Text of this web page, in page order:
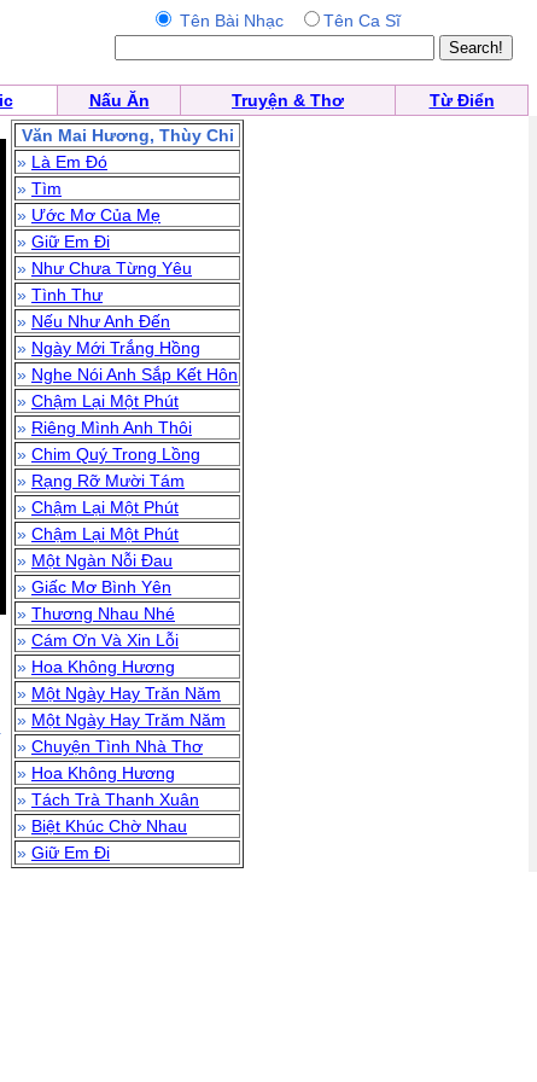
Tên Bài Nhạc Tên Ca Sĩ
Nấu Ăn Truyện & Thơ
Từ Điển
Văn Mai Hương, Thùy Chi
» Là Em Đó
» Tìm
» Ước Mơ Của Mẹ
» Giữ Em Đi
» Như Chưa Từng Yêu
» Tình Thư
» Nếu Như Anh Đến
» Ngày Mới Trắng Hồng
» Nghe Nói Anh Sắp Kết Hôn
» Chậm Lại Một Phút
» Riêng Mình Anh Thôi
» Chim Quý Trong Lồng
» Rạng Rỡ Mười Tám
» Chậm Lại Một Phút
» Chậm Lại Một Phút
» Một Ngàn Nỗi Đau
» Giấc Mơ Bình Yên
» Thương Nhau Nhé
» Cám Ơn Và Xin Lỗi
» Hoa Không Hương
» Một Ngày Hay Trăn Năm
» Một Ngày Hay Trăm Năm
» Chuyện Tình Nhà Thơ
» Hoa Không Hương
» Tách Trà Thanh Xuân
» Biệt Khúc Chờ Nhau
» Giữ Em Đi